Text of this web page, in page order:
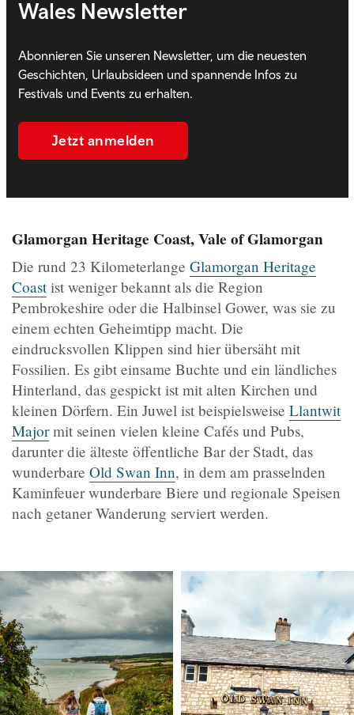
Wales Newsletter
Abonnieren Sie unseren Newsletter, um die neuesten
Geschichten, Urlaubsideen und spannende Infos zu
Festivals und Events zu erhalten.
Jetzt anmelden
Glamorgan Heritage Coast, Vale of Glamorgan
Die rund 23 Kilometerlange Glamorgan Heritage
Coastist weniger bekannt als die Region
Pembrokeshire oder die Halbinsel Gower, was sie zu
einem echten Geheimtipp macht. Die
eindrucksvollen Klippen sind hier übersäht mit
Fossilien. Es gibt einsame Buchte und ein ländliches
Hinterland, das gespickt ist mit alten Kirchen und
kleinen Dörfern. Ein Juwel ist beispielsweise Llantwit
Majormit seinen vielen kleine Cafés und Pubs,
darunter die älteste öffentliche Bar der Stadt, das
wunderbare Old Swan Inn, in dem am prasselnden
Kaminfeuer wunderbare Biere und regionale Speisen
nach getaner Wanderung serviert werden.